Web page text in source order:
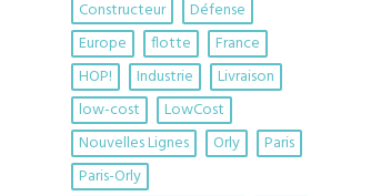
Constructeur
Défense
Europe
flotte
France
HOP!
Industrie
Livraison
low-cost
LowCost
Nouvelles Lignes
Orly
Paris
Paris-Orly